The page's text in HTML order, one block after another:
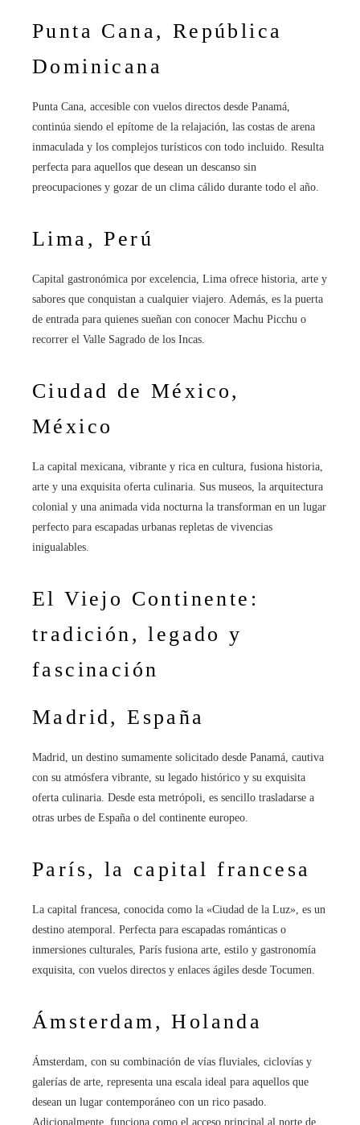
Punta Cana, República
Dominicana
Punta Cana, accesible con vuelos directos desde Panamá,
continúa siendo el epítome de la relajación, las costas de arena
inmaculada y los complejos turísticos con todo incluido. Resulta
perfecta para aquellos que desean un descanso sin
preocupaciones y gozar de un clima cálido durante todo el año.
Lima, Perú
Capital gastronómica por excelencia, Lima ofrece historia, arte y
sabores que conquistan a cualquier viajero. Además, es la puerta
de entrada para quienes sueñan con conocer Machu Picchu o
recorrer el Valle Sagrado de los Incas.
Ciudad de México,
México
La capital mexicana, vibrante y rica en cultura, fusiona historia,
arte y una exquisita oferta culinaria. Sus museos, la arquitectura
colonial y una animada vida nocturna la transforman en un lugar
perfecto para escapadas urbanas repletas de vivencias
inigualables.
El Viejo Continente:
tradición, legado y
fascinación
Madrid, España
Madrid, un destino sumamente solicitado desde Panamá, cautiva
con su atmósfera vibrante, su legado histórico y su exquisita
oferta culinaria. Desde esta metrópoli, es sencillo trasladarse a
otras urbes de España o del continente europeo.
París, la capital francesa
La capital francesa, conocida como la «Ciudad de la Luz», es un
destino atemporal. Perfecta para escapadas románticas o
inmersiones culturales, París fusiona arte, estilo y gastronomía
exquisita, con vuelos directos y enlaces ágiles desde Tocumen.
Ámsterdam, Holanda
Ámsterdam, con su combinación de vías fluviales, ciclovías y
galerías de arte, representa una escala ideal para aquellos que
desean un lugar contemporáneo con un rico pasado.
Adicionalmente, funciona como el acceso principal al norte de